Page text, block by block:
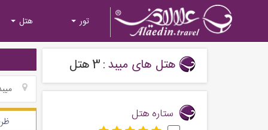
تور هتل
هتل های میبد:
3هتل
ستاره هتل